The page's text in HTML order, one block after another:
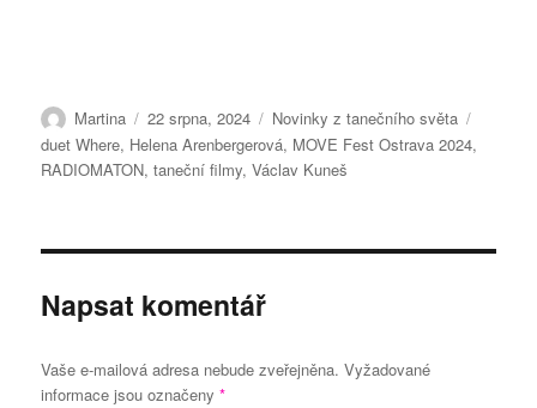
Autor:
Martina Publikováno:
22 srpna, 2024 Rubriky:
Novinky z tanečního světa
duet Where, Helena Arenbergerová, MOVE Fest Ostrava 2024,
RADIOMATON,taneční filmy,Václav Kuneš
Napsat komentář
Vaše e-mailová adresa nebude zveřejněna. Vyžadované
informace jsou označeny*